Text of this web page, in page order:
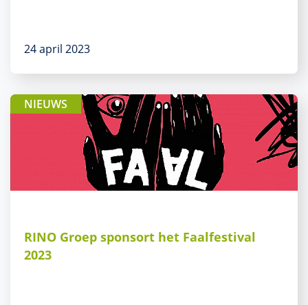
24 april 2023
NIEUWS
RINO Groep sponsort het Faalfestival
2023